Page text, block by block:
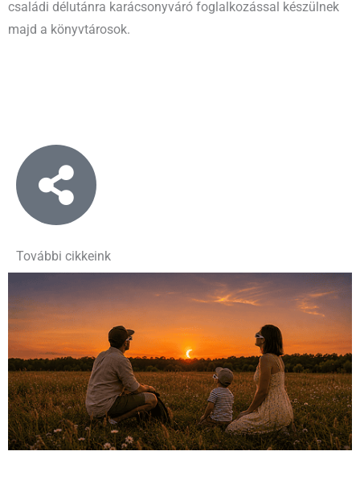
családi délutánra karácsonyváró foglalkozással készülnek
majd a könyvtárosok.
További cikkeink